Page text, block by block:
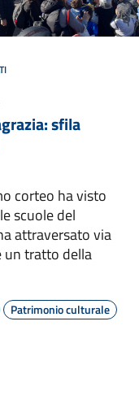
sfila
corteo ha visto
scuole del
attraversato via
un tratto della
Patrimonio culturale